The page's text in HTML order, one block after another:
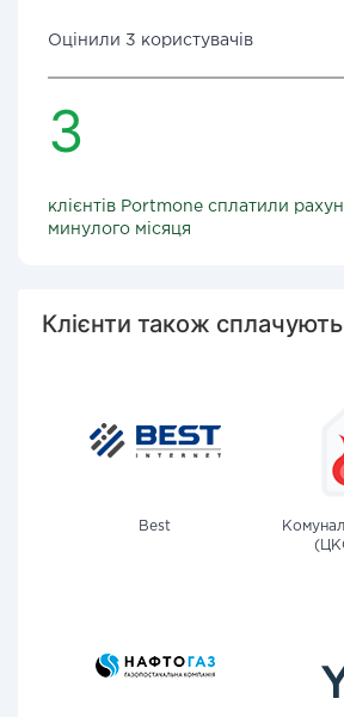
Оцінили 3 користувачів
3
клієнтів Portmone сплатили
минулого місяця
Клієнти також сплачують
Best